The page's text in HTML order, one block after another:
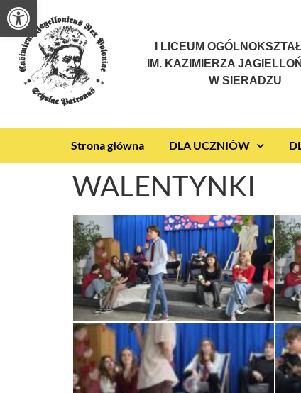
Otwórz pasek narzędzi
I LICEUM
IM. KAZIMIERZA
W SIERADZU
Strona główna DLA UCZNIÓW
WALENTYNKI